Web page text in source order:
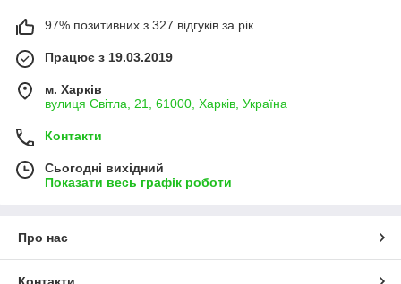
97% позитивних з 327 відгуків за рік
Працює з 19.03.2019
м. Харків
вулиця Світла, 21, 61000, Харків, Україна
Контакти
Сьогодні вихідний
Показати весь графік роботи
Про нас